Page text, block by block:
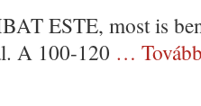
ESTE, most is
A 100-120 …